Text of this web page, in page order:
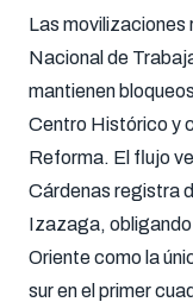
Las movilizaciones
Nacional de
mantienen
Centro Histórico y
Reforma. El flujo
Cárdenas registra
Izazaga, obligando
Oriente como la
sur en el primer